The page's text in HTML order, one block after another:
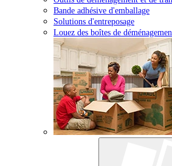
Bande adhésive d'emballage
Solutions d'entreposage
Louez des boîtes de